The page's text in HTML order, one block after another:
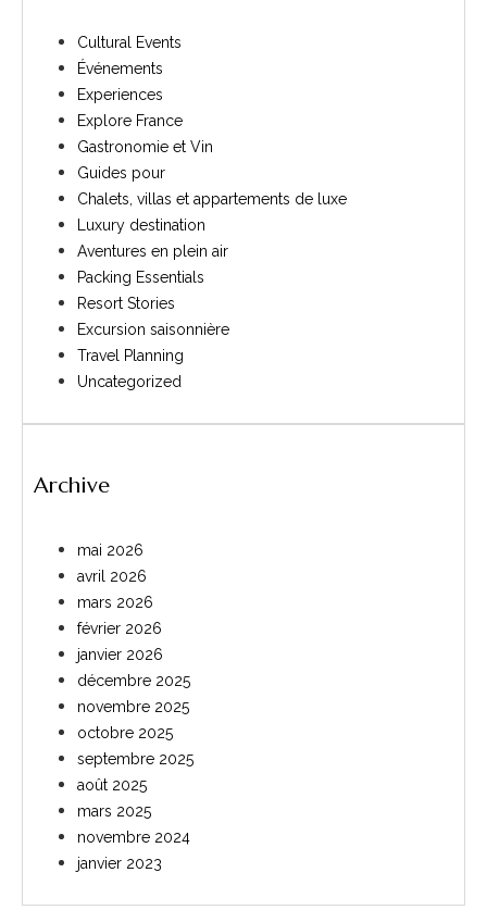
Cultural Events
Événements
Experiences
Explore France
Gastronomie et Vin
Guides pour
Chalets, villas et appartements de luxe
Luxury destination
Aventures en plein air
Packing Essentials
Resort Stories
Excursion saisonnière
Travel Planning
Uncategorized
Archive
mai 2026
avril 2026
mars 2026
février 2026
janvier 2026
décembre 2025
novembre 2025
octobre 2025
septembre 2025
août 2025
mars 2025
novembre 2024
janvier 2023